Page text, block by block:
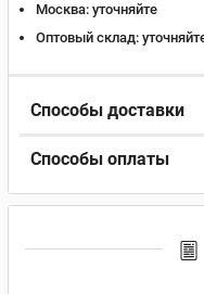
Москва: уточняйте
Оптовый склад:
Способы доставки
Способы оплаты